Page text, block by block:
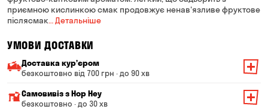
приємною кислинкою смак продовжує ненав'язливе фруктове
післясмак… Детальніше
УМОВИ ДОСТАВКИ
Доставка курʼєром
безкоштовно від 700 грн · до 90 хв
Мінімальна сума всього замовлення — 200 грн
Вартість доставки залежить від суми всього замовлення:
Самовивіз з Hop Hey
безкоштовно · до 30 хв